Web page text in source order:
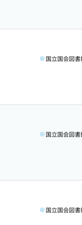
国立国会図書
国立国会図書
国立国会図書